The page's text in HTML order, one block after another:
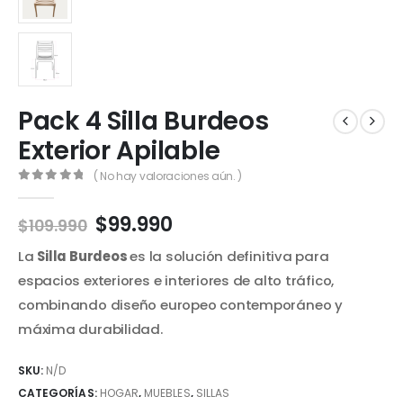
Pack 4 Silla Burdeos
Exterior Apilable
( No hay valoraciones aún. )
$109.990 El
precio
original
era:
$109.990.
$99.990El
precio
actual
es:
$99.990.
La Silla Burdeoses la solución definitiva para
espacios exteriores e interiores de alto tráfico,
combinando diseño europeo contemporáneo y
máxima durabilidad.
SKU: N/D
CATEGORÍAS: HOGAR, MUEBLES, SILLAS